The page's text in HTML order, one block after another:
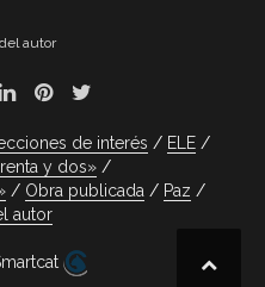
autor
de interés
ELE
y dos»
Obra publicada
Paz
autor